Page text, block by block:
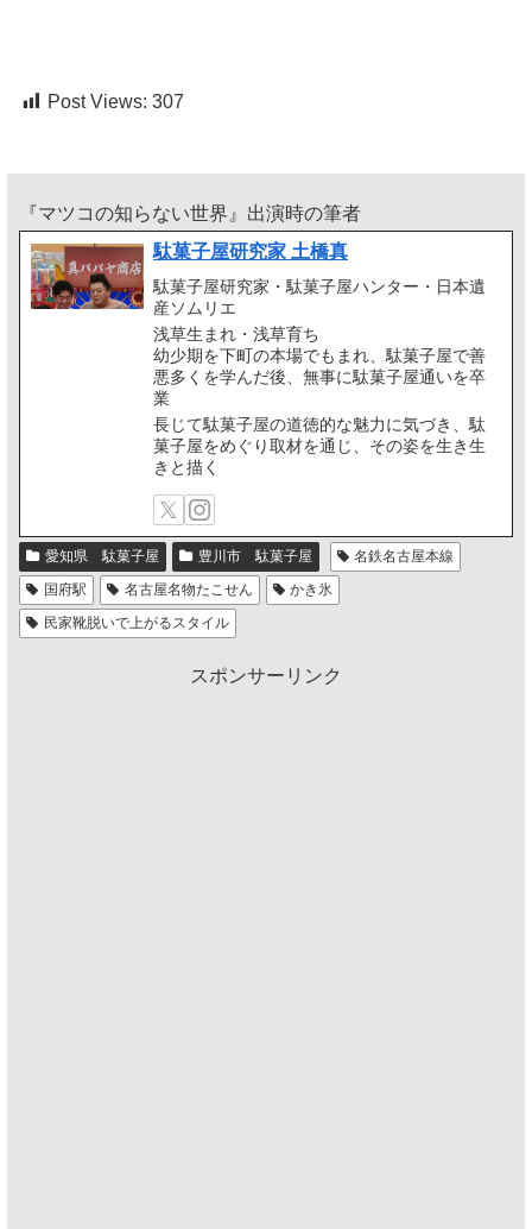
Post Views: 307
『マツコの知らない世界』出演時の筆者
駄菓子屋研究家 土橋真
駄菓子屋研究家・駄菓子屋ハンター・日本遺
産ソムリエ
浅草生まれ・浅草育ち
幼少期を下町の本場でもまれ、駄菓子屋で善
悪多くを学んだ後、無事に駄菓子屋通いを卒
業
長じて駄菓子屋の道徳的な魅力に気づき、駄
菓子屋をめぐり取材を通じ、その姿を生き生
きと描く
愛知県 駄菓子屋 豊川市 駄菓子屋
名鉄名古屋本線
国府駅
名古屋名物たこせん
かき氷
民家靴脱いで上がるスタイル
スポンサーリンク